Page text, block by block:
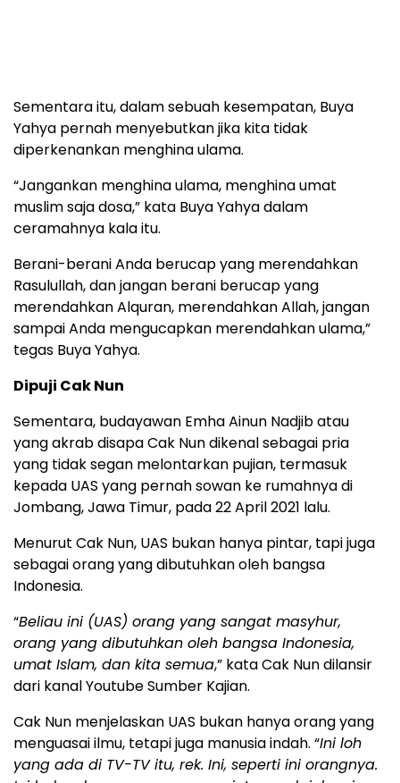
Sementara itu, dalam sebuah kesempatan, Buya
Yahya pernah menyebutkan jika kita tidak
diperkenankan menghina ulama.
“Jangankan menghina ulama, menghina umat
muslim saja dosa,” kata Buya Yahya dalam
ceramahnya kala itu.
Berani-berani Anda berucap yang merendahkan
Rasulullah, dan jangan berani berucap yang
merendahkan Alquran, merendahkan Allah, jangan
sampai Anda mengucapkan merendahkan ulama,”
tegas Buya Yahya.
Dipuji Cak Nun
Sementara, budayawan Emha Ainun Nadjib atau
yang akrab disapa Cak Nun dikenal sebagai pria
yang tidak segan melontarkan pujian, termasuk
kepada UAS yang pernah sowan ke rumahnya di
Jombang, Jawa Timur, pada 22 April 2021 lalu.
Menurut Cak Nun, UAS bukan hanya pintar, tapi juga
sebagai orang yang dibutuhkan oleh bangsa
Indonesia.
“Beliau ini (UAS) orang yang sangat masyhur,
orang yang dibutuhkan oleh bangsa Indonesia,
umat Islam, dan kita semua,” kata Cak Nun dilansir
dari kanal Youtube Sumber Kajian.
Cak Nun menjelaskan UAS bukan hanya orang yang
menguasai ilmu, tetapi juga manusia indah. “Ini loh
yang ada di TV-TV itu, rek. Ini, seperti ini orangnya.